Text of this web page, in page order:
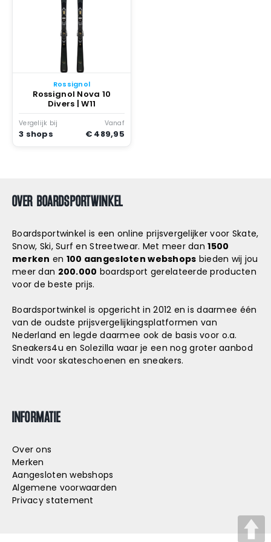
Rossignol
Rossignol Nova 10
Divers | W11
Vergelijk bij
3 shops
Vanaf
€ 489,95
OVER BOARDSPORTWINKEL
Boardsportwinkel is een online prijsvergelijker voor Skate,
Snow, Ski, Surf en Streetwear. Met meer dan1500
merken en 100 aangesloten webshops bieden wij jou
meer dan 200.000 boardsport gerelateerde producten
voor de beste prijs.
Boardsportwinkel is opgericht in 2012 en is daarmee één
van de oudste prijsvergelijkingsplatformen van
Nederland en legde daarmee ook de basis voor o.a.
Sneakers4u en Solezilla waar je een nog groter aanbod
vindt voor skateschoenen en sneakers.
INFORMATIE
Over ons
Merken
Aangesloten webshops
Algemene voorwaarden
Privacy statement